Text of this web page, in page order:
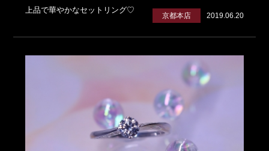
上品で華やかなセットリング♡
2019.06.20
京都本店